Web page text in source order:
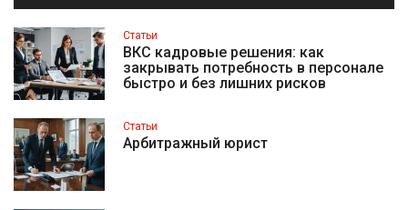
Статьи
ВКС кадровые решения: как
закрывать потребность в персонале
быстро и без лишних рисков
Статьи
Арбитражный юрист